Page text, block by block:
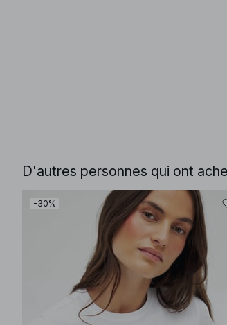
D'autres personnes qui ont
-30%